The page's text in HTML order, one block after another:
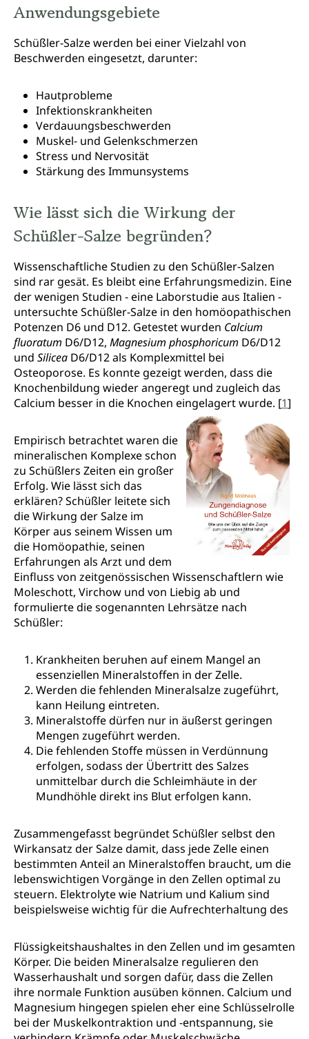
Anwendungsgebiete
Schüßler-Salze werden bei einer Vielzahl von
Beschwerden eingesetzt, darunter:
Hautprobleme
Infektionskrankheiten
Verdauungsbeschwerden
Muskel- und Gelenkschmerzen
Stress und Nervosität
Stärkung des Immunsystems
Wie lässt sich die Wirkung der
Schüßler-Salze begründen?
Wissenschaftliche Studien zu den Schüßler-Salzen
sind rar gesät. Es bleibt eine Erfahrungsmedizin. Eine
der wenigen Studien - eine Laborstudie aus Italien -
untersuchte Schüßler-Salze in den homöopathischen
Potenzen D6 und D12. Getestet wurden Calcium
fluoratum D6/D12, Magnesium phosphoricum D6/D12
und Silicea D6/D12 als Komplexmittel bei
Osteoporose. Es konnte gezeigt werden, dass die
Knochenbildung wieder angeregt und zugleich das
Calcium besser in die Knochen eingelagert wurde. [1]
Empirisch betrachtet waren die
mineralischen Komplexe schon
zu Schüßlers Zeiten ein großer
Erfolg. Wie lässt sich das
erklären? Schüßler leitete sich
die Wirkung der Salze im
Körper aus seinem Wissen um
die Homöopathie, seinen
Erfahrungen als Arzt und dem
Einfluss von zeitgenössischen Wissenschaftlern wie
Moleschott, Virchow und von Liebig ab und
formulierte die sogenannten Lehrsätze nach
Schüßler:
Krankheiten beruhen auf einem Mangel an
essenziellen Mineralstoffen in der Zelle.
Werden die fehlenden Mineralsalze zugeführt,
kann Heilung eintreten.
Mineralstoffe dürfen nur in äußerst geringen
Mengen zugeführt werden.
Die fehlenden Stoffe müssen in Verdünnung
erfolgen, sodass der Übertritt des Salzes
unmittelbar durch die Schleimhäute in der
Mundhöhle direkt ins Blut erfolgen kann.
Zusammengefasst begründet Schüßler selbst den
Wirkansatz der Salze damit, dass jede Zelle einen
bestimmten Anteil an Mineralstoffen braucht, um die
lebenswichtigen Vorgänge in den Zellen optimal zu
steuern. Elektrolyte wie Natrium und Kalium sind
beispielsweise wichtig für die Aufrechterhaltung des
Flüssigkeitshaushaltes in den Zellen und im gesamten
Körper. Die beiden Mineralsalze regulieren den
Wasserhaushalt und sorgen dafür, dass die Zellen
ihre normale Funktion ausüben können. Calcium und
Magnesium hingegen spielen eher eine Schlüsselrolle
bei der Muskelkontraktion und -entspannung, sie